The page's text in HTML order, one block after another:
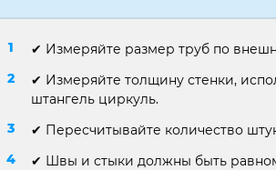
✔ Измеряйте размер труб по
✔ Измеряйте толщину стенки,
штангель циркуль.
✔ Пересчитывайте количество
✔ Швы и стыки должны быть